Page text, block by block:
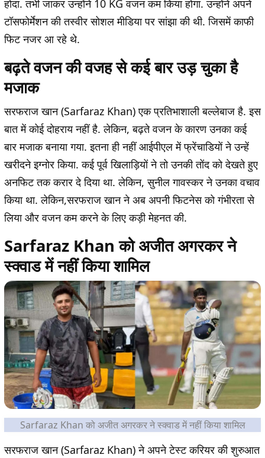
होदा. तभी जाकर उन्होंने 10 KG वजन कम किया होगा. उन्होंने अपने
टॉसफोर्मेशन की तस्वीर सोशल मीडिया पर सांझा की थी. जिसमें काफी
फिट नजर आ रहे थे.
बढ़ते वजन की वजह से कई बार उड़ चुका है
मजाक
सरफराज खान (Sarfaraz Khan) एक प्रतिभाशाली बल्लेबाज है. इस
बात में कोई दोहराय नहीं है. लेकिन, बढ़ते वजन के कारण उनका कई
बार मजाक बनाया गया. इतना ही नहीं आईपीएल में फ्रेंचाडियों ने उन्हें
खरीदने इग्नोर किया. कई पूर्व खिलाड़ियों ने तो उनकी तोंद को देखते हुए
अनफिट तक करार दे दिया था. लेकिन, सुनील गावस्कर ने उनका वचाव
किया था. लेकिन,सरफराज खान ने अब अपनी फिटनेस को गंभीरता से
लिया और वजन कम करने के लिए कड़ी मेहनत की.
Sarfaraz Khan को अजीत अगरकर ने
स्क्वाड में नहीं किया शामिल
Sarfaraz Khan को अजीत अगरकर ने स्क्वाड में नहीं किया शामिल
सरफराज खान (Sarfaraz Khan) ने अपने टेस्ट करियर की शुरुआत